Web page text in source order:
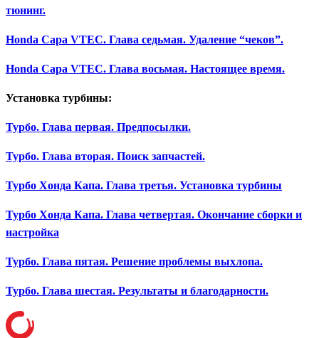
тюнинг.
Honda Capa VTEC. Глава седьмая. Удаление “чеков”.
Honda Capa VTEC. Глава восьмая. Настоящее время.
Установка турбины:
Турбо. Глава первая. Предпосылки.
Турбо. Глава вторая. Поиск запчастей.
Турбо Хонда Капа. Глава третья. Установка турбины
Турбо Хонда Капа. Глава четвертая. Окончание сборки и
настройка
Турбо. Глава пятая. Решение проблемы выхлопа.
Турбо. Глава шестая. Результаты и благодарности.